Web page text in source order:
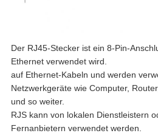
Der RJ45-Stecker ist ein 8-Pin-
Ethernet verwendet wird.
auf Ethernet-Kabeln und werden
Netzwerkgeräte wie Computer,
und so weiter.
RJS kann von lokalen Dienstleistern
Fernanbietern verwendet werden.